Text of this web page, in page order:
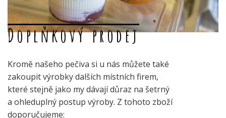
Doplňkový prodej
Kromě našeho pečiva si u nás můžete také
zakoupit výrobky dalších místních firem,
které stejně jako my dávají důraz na šetrný
a ohleduplný postup výroby. Z tohoto zboží
doporučujeme: